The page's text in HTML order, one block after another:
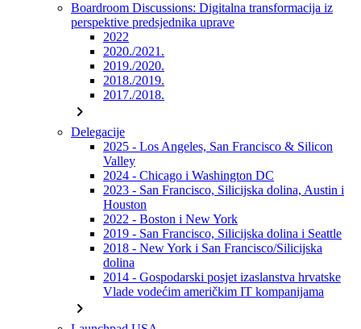
Boardroom Discussions: Digitalna transformacija iz
perspektive predsjednika uprave
2022
2020./2021.
2019./2020.
2018./2019.
2017./2018.
chevron_right
Delegacije
2025 - Los Angeles, San Francisco & Silicon
Valley
2024 - Chicago i Washington DC
2023 - San Francisco, Silicijska dolina, Austin i
Houston
2022 - Boston i New York
2019 - San Francisco, Silicijska dolina i Seattle
2018 - New York i San Francisco/Silicijska
dolina
2014 - Gospodarski posjet izaslanstva hrvatske
Vlade vodećim američkim IT kompanijama
chevron_right